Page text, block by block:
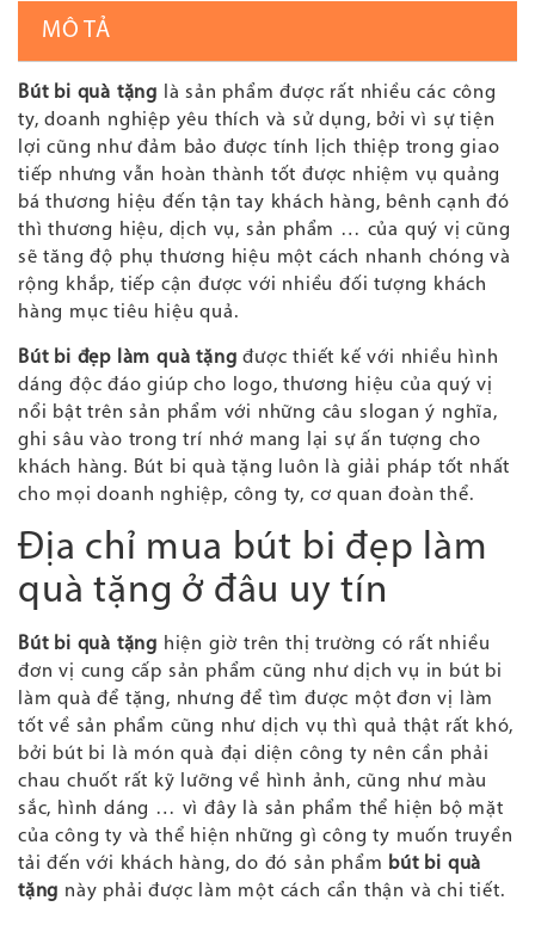
MÔ TẢ
Bút bi quà tặng là sản phẩm được rất nhiều các công
ty, doanh nghiệp yêu thích và sử dụng, bởi vì sự tiện
lợi cũng như đảm bảo được tính lịch thiệp trong giao
tiếp nhưng vẫn hoàn thành tốt được nhiệm vụ quảng
bá thương hiệu đến tận tay khách hàng, bênh cạnh đó
thì thương hiệu, dịch vụ, sản phẩm … của quý vị cũng
sẽ tăng độ phụ thương hiệu một cách nhanh chóng và
rộng khắp, tiếp cận được với nhiều đối tượng khách
hàng mục tiêu hiệu quả.
Bút bi đẹp làm quà tặng được thiết kế với nhiều hình
dáng độc đáo giúp cho logo, thương hiệu của quý vị
nổi bật trên sản phẩm với những câu slogan ý nghĩa,
ghi sâu vào trong trí nhớ mang lại sự ấn tượng cho
khách hàng. Bút bi quà tặng luôn là giải pháp tốt nhất
cho mọi doanh nghiệp, công ty, cơ quan đoàn thể.
Địa chỉ mua bút bi đẹp làm
quà tặng ở đâu uy tín
Bút bi quà tặng hiện giờ trên thị trường có rất nhiều
đơn vị cung cấp sản phẩm cũng như dịch vụ in bút bi
làm quà để tặng, nhưng để tìm được một đơn vị làm
tốt về sản phẩm cũng như dịch vụ thì quả thật rất khó,
bởi bút bi là món quà đại diện công ty nên cần phải
chau chuốt rất kỹ lưỡng về hình ảnh, cũng như màu
sắc, hình dáng … vì đây là sản phẩm thể hiện bộ mặt
của công ty và thể hiện những gì công ty muốn truyền
tải đến với khách hàng, do đó sản phẩm bút bi quà
tặng này phải được làm một cách cẩn thận và chi tiết.